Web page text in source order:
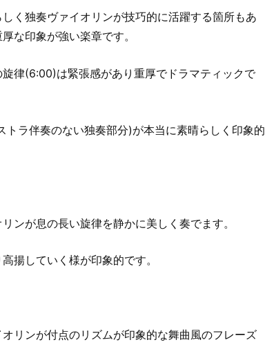
く独奏ヴァイオリンが技巧的に活躍する箇所もあ
な印象が強い楽章です。
律(6:00)は緊張感があり重厚でドラマティックで
ラ伴奏のない独奏部分)が本当に素晴らしく印象的
ンが息の長い旋律を静かに美しく奏でます。
揚していく様が印象的です。
リンが付点のリズムが印象的な舞曲風のフレーズ